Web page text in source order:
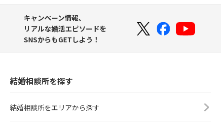
キャンペーン情報、
リアルな婚活エピソードを
SNSからもGETしよう！
結婚相談所を探す
結婚相談所をエリアから探す